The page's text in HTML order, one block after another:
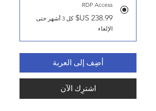
RDP Access
كل 3 أشهر حتى
الإلغاء
أضِف إلى العربة
اشترِك الآن